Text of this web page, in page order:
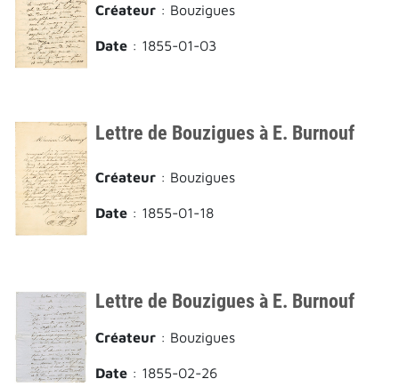
Créateur : Bouzigues
Date : 1855-01-03
Lettre de Bouzigues à E. Burnouf
Créateur : Bouzigues
Date : 1855-01-18
Lettre de Bouzigues à E. Burnouf
Créateur : Bouzigues
Date : 1855-02-26